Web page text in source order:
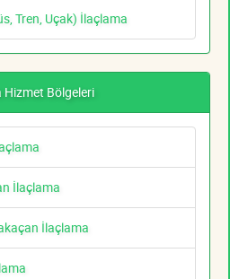
Tren, Uçak) İlaçlama
Bölgeleri
İlaçlama
İlaçlama